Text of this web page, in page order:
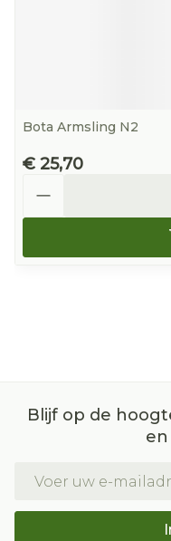
Bota Armsling N2
€ 25,70
Blijf op de